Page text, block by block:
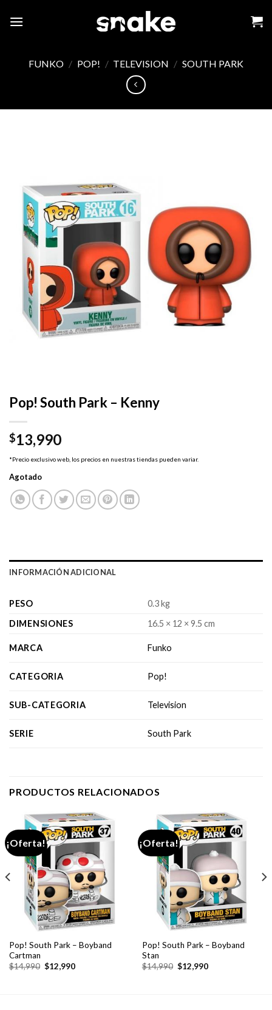
FUNKO / POP! / TELEVISION / SOUTH PARK
Pop! South Park – Kenny
$13,990
*Precio exclusivo web, los precios en nuestras tiendas pueden variar.
Agotado
INFORMACIÓN ADICIONAL
PESO
0.3 kg
DIMENSIONES
16.5 × 12 × 9.5 cm
MARCA Funko
CATEGORIA Pop!
SUB-CATEGORIA Television
SERIE South Park
PRODUCTOS RELACIONADOS
¡Oferta!
Pop! South Park – Boyband
Cartman
$14,990 El
precio
$12,990El
¡Oferta!
Pop! South Park – Boyband
Stan
$14,990 El
precio
$12,990El